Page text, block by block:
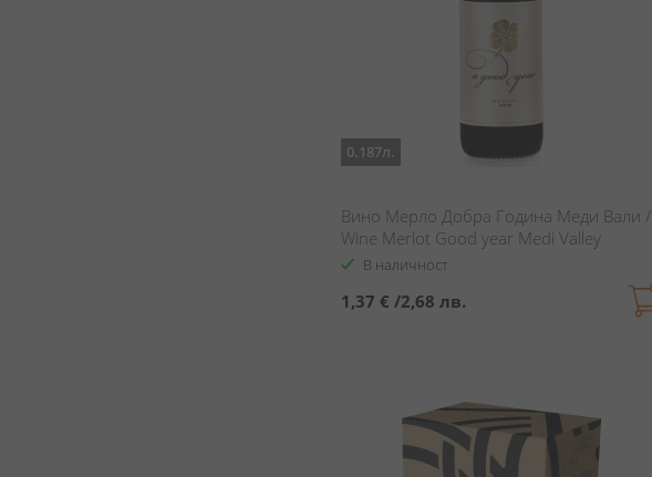
0.187л.
Вино Мерло Добра Година Меди Вали /
Wine Merlot Good year Medi Valley
В наличност
1,37 € /2,68 лв.